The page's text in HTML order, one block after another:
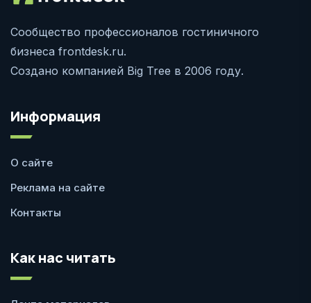
Сообщество профессионалов гостиничного
бизнеса frontdesk.ru.
Создано компанией Big Tree в 2006 году.
Информация
О сайте
Реклама на сайте
Контакты
Как нас читать